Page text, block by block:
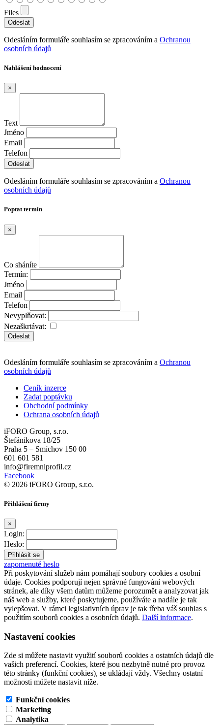
Files
Odesláním formuláře souhlasím se zpracováním a Ochranou
osobních údajů
Nahlášení hodnocení
×
Text
Jméno
Email
Telefon
Odesláním formuláře souhlasím se zpracováním a Ochranou
osobních údajů
Poptat termín
×
Co sháníte
Termín:
Jméno
Email
Telefon
Nevyplňovat:
Nezaškrtávat:
Odeslat
Odesláním formuláře souhlasím se zpracováním a Ochranou
osobních údajů
Ceník inzerce
Zadat poptávku
Obchodní podmínky
Ochrana osobních údajů
iFORO Group, s.r.o.
Štefánikova 18/25
Praha 5 – Smíchov 150 00
601 601 581
info@firemniprofil.cz
Facebook
© 2026 iFORO Group, s.r.o.
Přihlášení firmy
×
Login:
Heslo:
zapomenuté heslo
Při poskytování služeb nám pomáhají soubory cookies a osobní
údaje. Cookies podporují nejen správné fungování webových
stránek, ale díky všem datům můžeme porozumět a analyzovat jak
náš web a služby, které poskytujeme, používáte a nadále je tak
vylepšovat. V rámci legislativních úprav je tak třeba váš souhlas s
použitím souborů cookies a osobních údajů. Další informace.
Nastavení cookies
Zde si můžete nastavit využití souborů cookies a ostatních údajů dle
vašich preferencí. Cookies, které jsou nezbytně nutné pro provoz
této stránky (funkční cookies), se ukládají vždy. Všechny ostatní
možnosti můžete nastavit níže.
Funkční cookies
Marketing
Analytika